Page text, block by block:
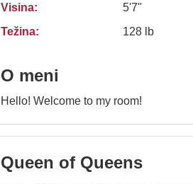
Visina:
5'7"
Težina:
128 lb
O meni
Hello! Welcome to my room!
Queen of Queens